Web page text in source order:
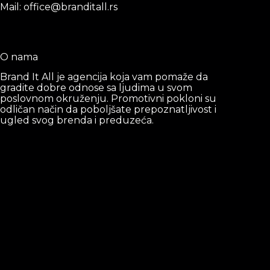
Mail: office@branditall.rs
O nama
Brand It All je agencija koja vam pomaže da
gradite dobre odnose sa ljudima u svom
poslovnom okruženju. Promotivni pokloni su
odličan način da poboljšate prepoznatljivost i
ugled svog brenda i preduzeća.